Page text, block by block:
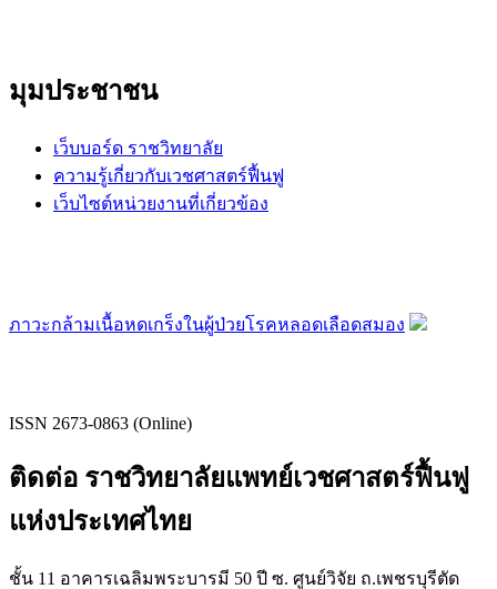
มุมประชาชน
เว็บบอร์ด ราชวิทยาลัย
ความรู้เกี่ยวกับเวชศาสตร์ฟื้นฟู
เว็บไซต์หน่วยงานที่เกี่ยวข้อง
ภาวะกล้ามเนื้อหดเกร็งในผู้ป่วยโรคหลอดเลือดสมอง
ISSN 2673-0863 (Online)
ติดต่อ ราชวิทยาลัยแพทย์เวชศาสตร์ฟื้นฟู
แห่งประเทศไทย
ชั้น 11 อาคารเฉลิมพระบารมี 50 ปี ซ. ศูนย์วิจัย ถ.เพชรบุรีตัด